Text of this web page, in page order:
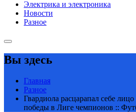
Электрика и электроника
Новости
Разное
Вы здесь
Главная
Разное
Гвардиола расцарапал себе
победы в Лиге чемпионов ::